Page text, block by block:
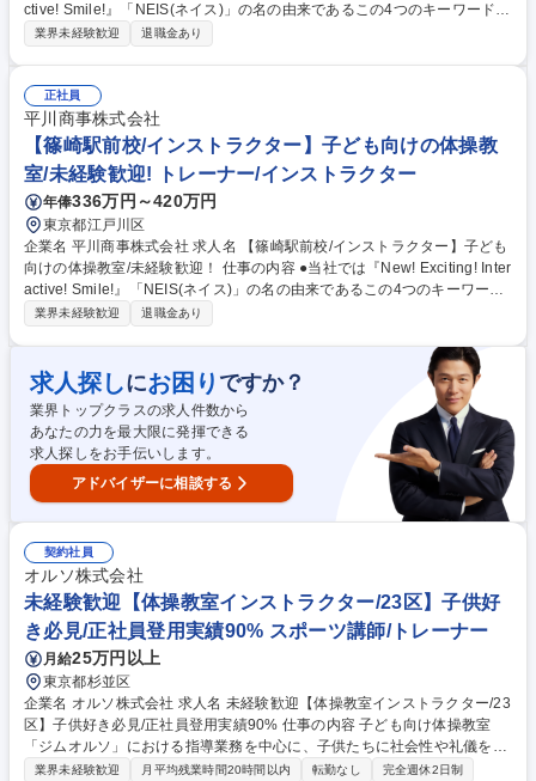
ctive! Smile!』「NEIS(ネイス)」の名の由来であるこの4つのキーワードを
合言葉に、心と体の健康作りのお手伝いをしております。 【具体的には】
体操教室で、指導から教室運営まで幅広く活躍することができます。ネイ
ス本部の研修プログラムがあるので、未経験の方でも無理なく業務が覚え
られる環境です。 募集職種 【南町田校/インストラクター】子ども向けの
体操教室/未経験歓迎！
業界未経験歓迎 退職金あり
正社員
平川商事株式会社
【篠崎駅前校/インストラクター】子ども向けの体操教
室/未経験歓迎! トレーナー/インストラクター
年俸336万円～420万円
東京都江戸川区
企業名 平川商事株式会社 求人名 【篠崎駅前校/インストラクター】子ども
向けの体操教室/未経験歓迎！ 仕事の内容 ●当社では『New! Exciting! Inter
active! Smile!』「NEIS(ネイス)」の名の由来であるこの4つのキーワード
を合言葉に、心と体の健康作りのお手伝いをしております。 【具体的に
営・管理 ■スタッフの管理や人材育成 ★幼児から小学生までの児童をメイ
ンとした体操教室で、指導から教室運営まで幅広く活躍することができま
す。ネイス本部の研修プログラムがあるので、未経験の方でも無理なく業
務が覚えられる環境です。 募集職種 【篠崎駅前校/インストラクター】子
ども向けの体操教室/未経験歓迎！
業界未経験歓迎 退職金あり
求人探しにお困り ですか？
業界トップクラスの求人件数から
あなたの力を最大限に発揮できる
求人探しをお手伝いします。
アドバイザーに相談する
契約社員
オルソ株式会社
未経験歓迎【体操教室インストラクター/23区】子供好
き必見/正社員登用実績90% スポーツ講師/トレーナー
月給25万円以上
東京都杉並区
企業名 オルソ株式会社 求人名 未経験歓迎【体操教室インストラクター/23
区】子供好き必見/正社員登用実績90% 仕事の内容 子ども向け体操教室
「ジムオルソ」における指導業務を中心に、子供たちに社会性や礼儀を伝
えるインストラクター業務をお任せします。インストラクター1名に対
業界未経験歓迎 月平均残業時間20時間以内 転勤なし 完全週休2日制